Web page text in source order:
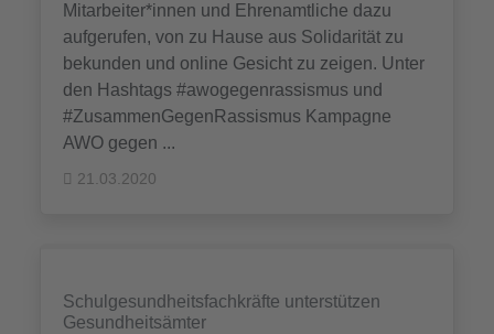
Mitarbeiter*innen und Ehrenamtliche dazu
aufgerufen, von zu Hause aus Solidarität zu
bekunden und online Gesicht zu zeigen. Unter
den Hashtags #awogegenrassismus und
#ZusammenGegenRassismus Kampagne
AWO gegen ...
21.03.2020
Schulgesundheitsfachkräfte unterstützen
Gesundheitsämter